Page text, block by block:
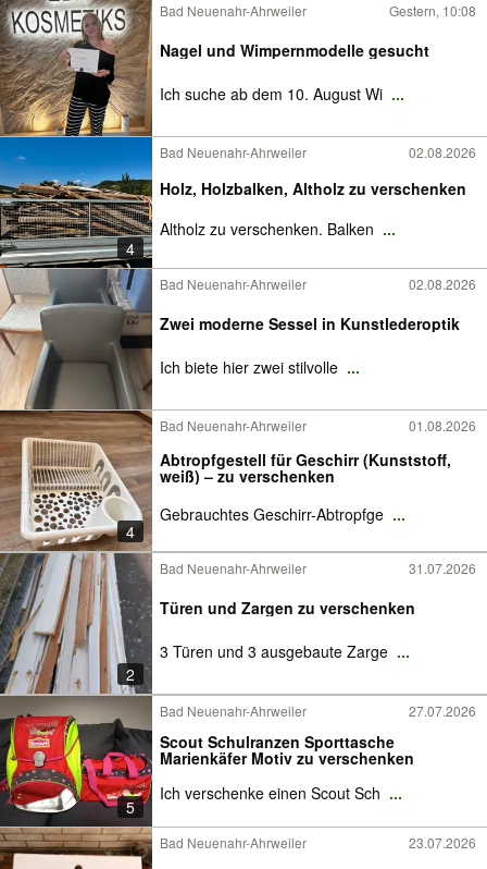
Bad Neuenahr-Ahrweiler Gestern, 10:08
Nagel und Wimpernmodelle gesucht
Ich suche ab dem 10. August Wi ...
4
Bad Neuenahr-Ahrweiler 02.08.2026
Holz, Holzbalken, Altholz zu verschenken
Altholz zu verschenken. Balken ...
Bad Neuenahr-Ahrweiler 02.08.2026
Zwei moderne Sessel in Kunstlederoptik
Ich biete hier zwei stilvolle ...
4
Bad Neuenahr-Ahrweiler 01.08.2026
Abtropfgestell für Geschirr (Kunststoff,
weiß) – zu verschenken
Gebrauchtes Geschirr-Abtropfge ...
2
Bad Neuenahr-Ahrweiler 31.07.2026
Türen und Zargen zu verschenken
3 Türen und 3 ausgebaute Zarge ...
5
Bad Neuenahr-Ahrweiler 27.07.2026
Scout Schulranzen Sporttasche
Marienkäfer Motiv zu verschenken
Ich verschenke einen Scout Sch ...
Bad Neuenahr-Ahrweiler 23.07.2026